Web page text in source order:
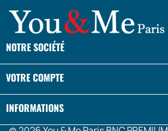
NOTRE SOCIÉTÉ
VOTRE COMPTE
INFORMATIONS